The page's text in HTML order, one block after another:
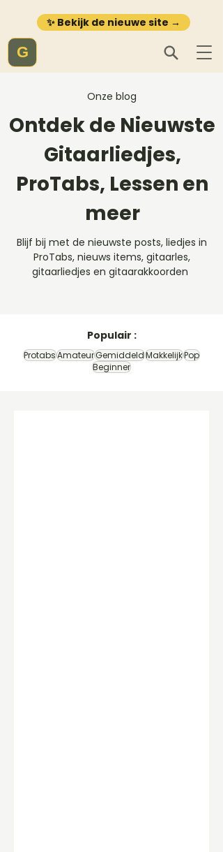
✨ Bekijk de nieuwe site →
G
Onze blog
Ontdek de Nieuwste
Gitaarliedjes,
ProTabs, Lessen en
meer
Blijf bij met de nieuwste posts, liedjes in
ProTabs, nieuws items, gitaarles,
gitaarliedjes en gitaarakkoorden
Populair :
ProtabsAmateurGemiddeldMakkelijkPop
Beginner